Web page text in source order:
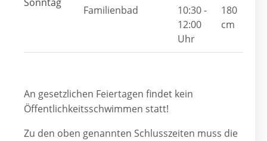
Familienbad
10:30 -
12:00
Uhr
180
cm
An gesetzlichen Feiertagen findet kein
Öffentlichkeitsschwimmen statt!
Zu den oben genannten Schlusszeiten muss die